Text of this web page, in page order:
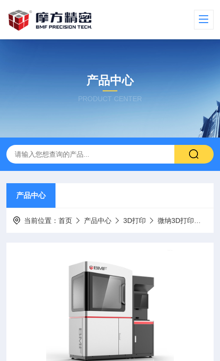
产品中心
PRODUCT CENTER
产品中心
当前位置：首页 产品中心 3D打印 微纳3D打印